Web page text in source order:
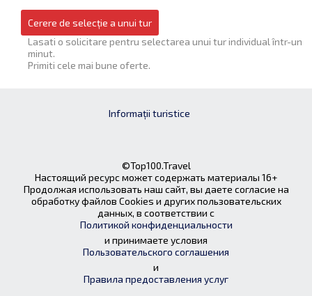
Cerere de selecție a unui tur
Lasati o solicitare pentru selectarea unui tur individual într-un
minut.
Primiti cele mai bune oferte.
Informații turistice
©Top100.Travel
Настоящий ресурс может содержать материалы 16+
Продолжая использовать наш сайт, вы даете согласие на
обработку файлов Cookies и других пользовательских
данных, в соответствии с
Политикой конфиденциальности
и принимаете условия
Пользовательского соглашения
и
Правила предоставления услуг